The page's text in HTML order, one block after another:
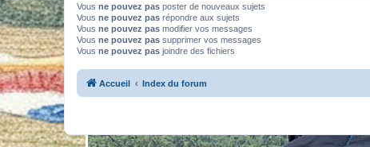
Vous ne pouvez pas poster de nouveaux sujets
Vous ne pouvez pas répondre aux sujets
Vous ne pouvez pas modifier vos messages
Vous ne pouvez pas supprimer vos messages
Vous ne pouvez pas joindre des fichiers
Accueil Index du forum